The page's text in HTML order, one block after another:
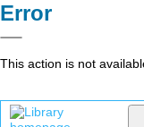
Error
This action is not